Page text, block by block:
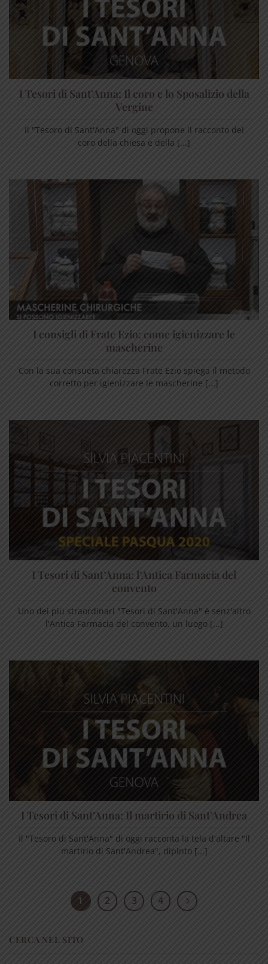
I Tesori di Sant’Anna: Il coro e lo Sposalizio della
Vergine
Il "Tesoro di Sant'Anna" di oggi propone il racconto del
coro della chiesa e della [...]
I consigli di Frate Ezio: come igienizzare le
mascherine
Con la sua consueta chiarezza Frate Ezio spiega il metodo
corretto per igienizzare le mascherine [...]
I Tesori di Sant’Anna: l’Antica Farmacia del
convento
Uno dei più straordinari "Tesori di Sant'Anna" è senz'altro
l'Antica Farmacia del convento, un luogo [...]
I Tesori di Sant’Anna: Il martirio di Sant’Andrea
Il "Tesoro di Sant'Anna" di oggi racconta la tela d'altare "Il
martirio di Sant'Andrea", dipinto [...]
1 2 3 4
CERCA NEL SITO